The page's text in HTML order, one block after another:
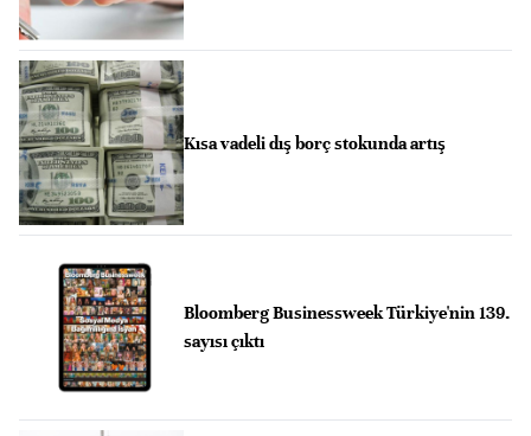
Kısa vadeli dış borç stokunda artış
Bloomberg Businessweek Türkiye'nin 139.
sayısı çıktı